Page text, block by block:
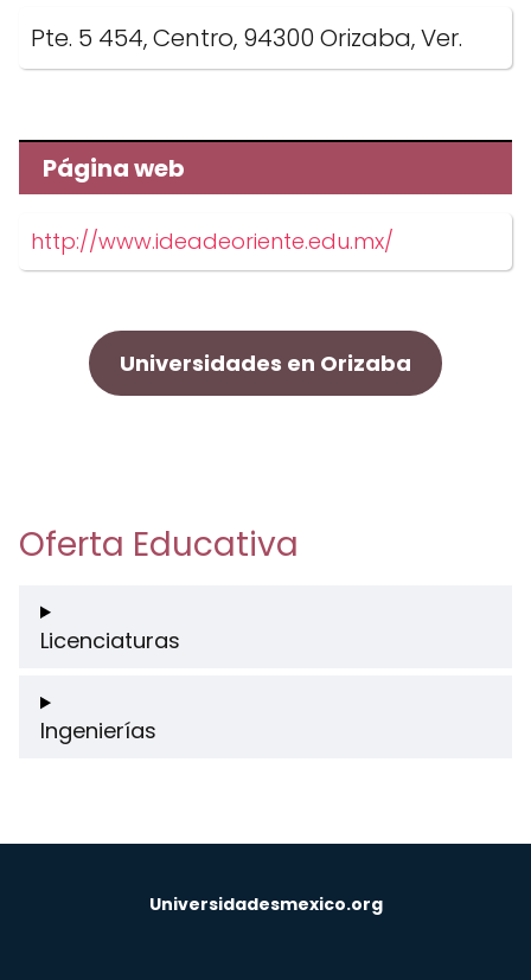
Pte. 5 454, Centro, 94300 Orizaba, Ver.
Página web
http://www.ideadeoriente.edu.mx/
Universidades en Orizaba
Oferta Educativa
Licenciaturas
Ingenierías
Universidadesmexico.org